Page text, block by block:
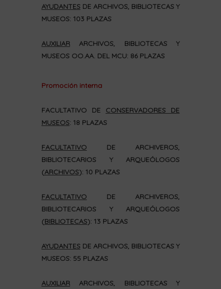
AYUDANTES DE ARCHIVOS, BIBLIOTECAS Y
MUSEOS: 103 PLAZAS
AUXILIAR ARCHIVOS, BIBLIOTECAS Y
MUSEOS OO.AA. DEL MCU: 86 PLAZAS
Promoción interna
FACULTATIVO DE CONSERVADORES DE
MUSEOS: 18 PLAZAS
FACULTATIVO DE ARCHIVEROS,
BIBLIOTECARIOS Y ARQUEÓLOGOS
(ARCHIVOS): 10 PLAZAS
FACULTATIVO DE ARCHIVEROS,
BIBLIOTECARIOS Y ARQUEÓLOGOS
(BIBLIOTECAS): 13 PLAZAS
AYUDANTES DE ARCHIVOS, BIBLIOTECAS Y
MUSEOS: 55 PLAZAS
AUXILIAR ARCHIVOS, BIBLIOTECAS Y